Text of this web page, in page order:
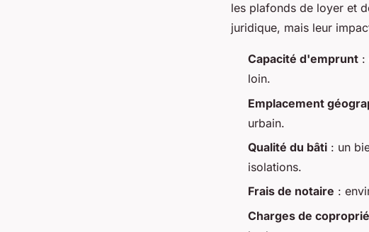
les plafonds de loyer et
juridique, mais leur
Capacité d'emprunt :
loin.
Emplacement
urbain.
Qualité du bâti : un
isolations.
Frais de notaire :
Charges de